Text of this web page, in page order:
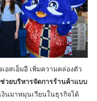
อสเอ็มอี เพิ่มความคล่องตัว
ยบริหารจัดการร้านค้าแบบ
นมาหมุนเวียนในธุรกิจได้